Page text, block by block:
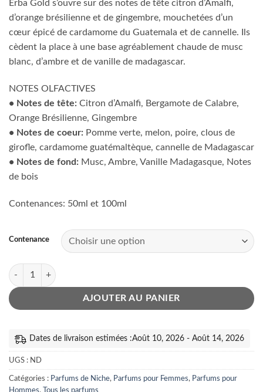
prix :
121.000
à
203.000
Erba Gold s’ouvre sur des notes de tête citron d’Amalfi,
d’orange brésilienne et de gingembre, mouchetées d’un
cœur épicé de cardamome du Guatemala et de cannelle. Ils
cèdent la place à une base agréablement chaude de musc
blanc, d’ambre et de vanille de madagascar.
NOTES OLFACTIVES
• Notes de tête: Citron d’Amalfi, Bergamote de Calabre,
Orange Brésilienne, Gingembre
• Notes de coeur: Pomme verte, melon, poire, clous de
girofle, cardamome guatémaltèque, cannelle de Madagascar
• Notes de fond: Musc, Ambre, Vanille Madagasque, Notes
de bois
Contenances: 50ml et 100ml
Contenance
quantité de Xerjoff erba gold
AJOUTER AU PANIER
Dates de livraison estimées :Août 10, 2026 - Août 14, 2026
UGS : ND
Catégories : Parfums de Niche, Parfums pour Femmes, Parfums pour
Hommes, Tous les parfums